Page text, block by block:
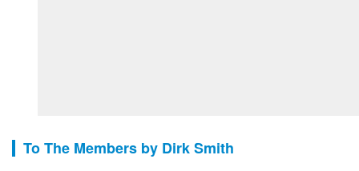
To The Members by Dirk Smith